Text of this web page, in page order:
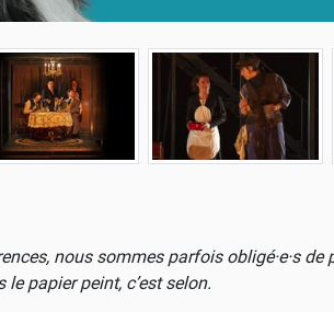
nous sommes parfois obligé·e·s de
papier peint, c’est selon.